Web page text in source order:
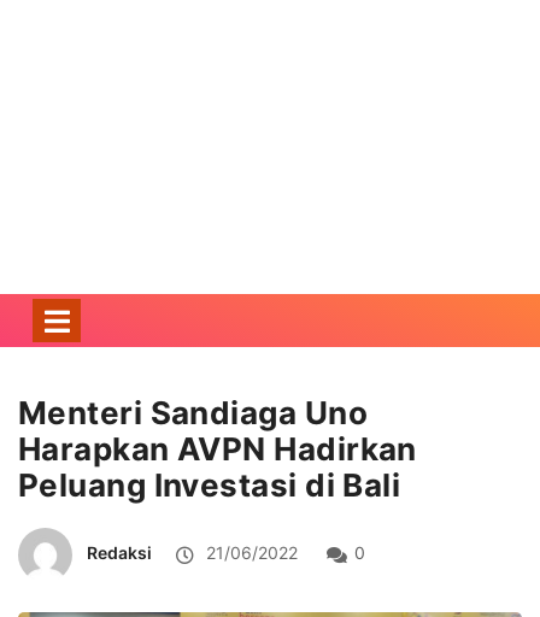
Menteri Sandiaga Uno
Harapkan AVPN Hadirkan
Peluang Investasi di Bali
Redaksi 21/06/2022 0